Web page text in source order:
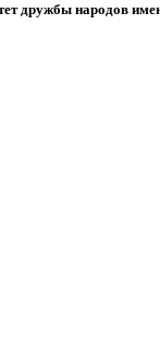
дружбы народов